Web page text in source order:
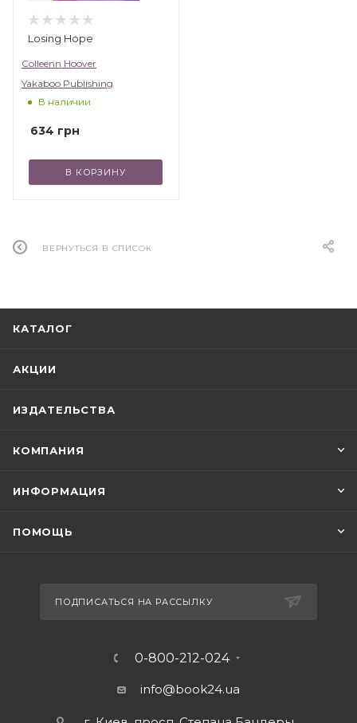
Losing Hope
Colleenn Hoover
Yakaboo Publishing
В наличии
634 грн
В КОРЗИНУ
ВЕРНУТЬСЯ В СПИСОК
КАТАЛОГ
АКЦИИ
ИЗДАТЕЛЬСТВА
КОМПАНИЯ
ИНФОРМАЦИЯ
ПОМОЩЬ
ПОДПИСАТЬСЯ НА РАССЫЛКУ
0-800-212-024
info@book24.ua